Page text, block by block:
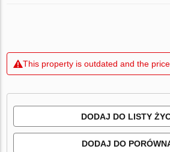
This property is outdated and the
DODAJ DO LISTY
DODAJ DO